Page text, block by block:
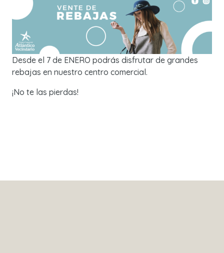
Desde el 7 de ENERO podrás disfrutar de grandes
rebajas en nuestro centro comercial.
¡No te las pierdas!